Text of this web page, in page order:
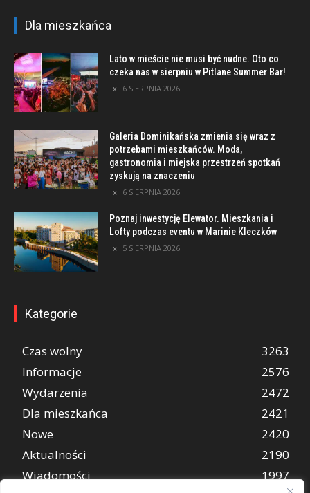
Dla mieszkańca
Lato w mieście nie musi być nudne. Oto co
czeka nas w sierpniu w Pitlane Summer Bar!
6 SIERPNIA 2026
Galeria Dominikańska zmienia się wraz z
potrzebami mieszkańców. Moda,
gastronomia i miejska przestrzeń spotkań
zyskują na znaczeniu
6 SIERPNIA 2026
Poznaj inwestycję Elewator. Mieszkania i
Lofty podczas eventu w Marinie Kleczków
5 SIERPNIA 2026
Kategorie
Czas wolny
3263
Informacje
2576
Wydarzenia
2472
Dla mieszkańca
2421
Nowe
2420
Aktualności
2190
Wiadomości
1997